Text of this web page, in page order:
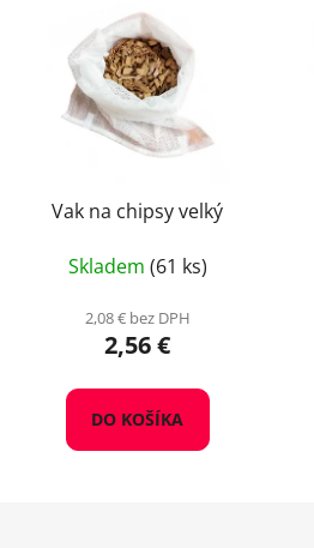
Vak na chipsy velký
Skladem (61 ks)
2,08 € bez DPH
2,56 €
DO KOŠÍKA